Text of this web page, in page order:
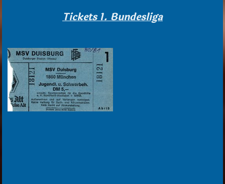
Tickets 1. Bundesliga